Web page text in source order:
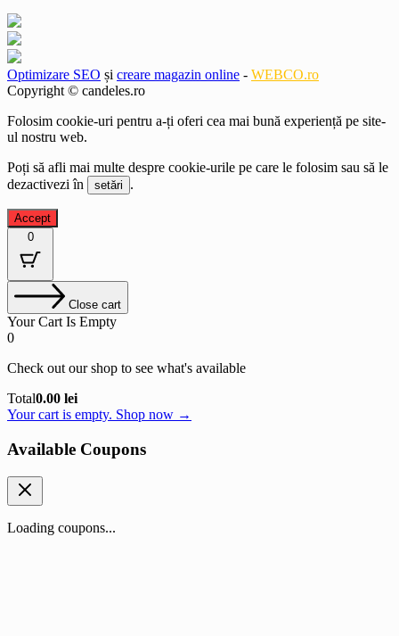
Optimizare SEO și creare magazin online - WEBCO.ro
Copyright © candeles.ro
Folosim cookie-uri pentru a-ți oferi cea mai bună experiență pe site-
ul nostru web.
Poți să afli mai multe despre cookie-urile pe care le folosim sau să le
dezactivezi în
setări .
Accept
0
Close cart
Your Cart Is Empty
0
Check out our shop to see what's available
Cart
Total:
Total0.00 lei
Your cart is empty. Shop now →
Available Coupons
Loading coupons...